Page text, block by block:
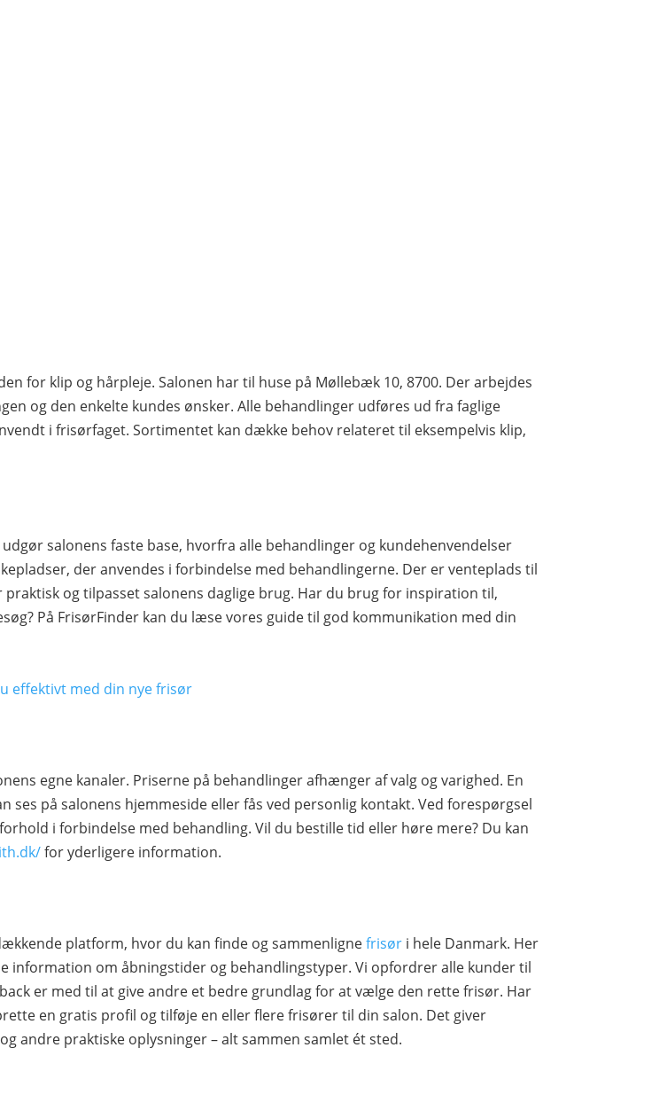
for klip og hårpleje. Salonen har til huse på Møllebæk 10, 8700. Der arbejdes
og den enkelte kundes ønsker. Alle behandlinger udføres ud fra faglige
i frisørfaget. Sortimentet kan dække behov relateret til eksempelvis klip,
salonens faste base, hvorfra alle behandlinger og kundehenvendelser
der anvendes i forbindelse med behandlingerne. Der er venteplads til
og tilpasset salonens daglige brug. Har du brug for inspiration til,
På FrisørFinder kan du læse vores guide til god kommunikation med din
effektivt med din nye frisør
egne kanaler. Priserne på behandlinger afhænger af valg og varighed. En
på salonens hjemmeside eller fås ved personlig kontakt. Ved forespørgsel
i forbindelse med behandling. Vil du bestille tid eller høre mere? Du kan
for yderligere information.
platform, hvor du kan finde og sammenlignefrisør i hele Danmark. Her
information om åbningstider og behandlingstyper. Vi opfordrer alle kunder til
er med til at give andre et bedre grundlag for at vælge den rette frisør. Har
en gratis profil og tilføje en eller flere frisører til din salon. Det giver
andre praktiske oplysninger – alt sammen samlet ét sted.